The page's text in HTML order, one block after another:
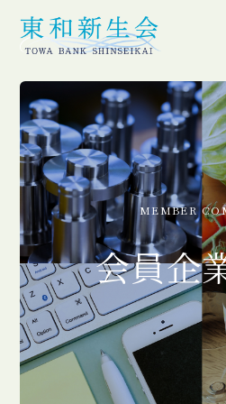
MEMBER
会員企